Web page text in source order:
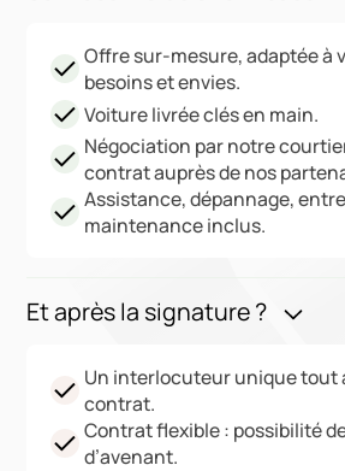
Offre sur-mesure, adaptée à
besoins et envies.
Voiture livrée clés en main.
Négociation par notre
contrat auprès de nos
Assistance, dépannage,
maintenance inclus.
Et après la signature ?
Un interlocuteur unique tout
contrat.
Contrat flexible : possibilité
d’avenant.